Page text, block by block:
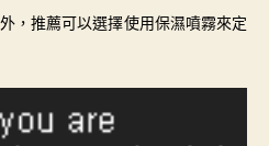
，推薦可以選擇使用保濕噴霧來定